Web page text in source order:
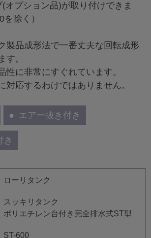
(オプション品)が取り付けできま
除く）
製品成形法で一番丈夫な回転成形
す。
性に非常にすぐれています。
応するわけではありません。
エアー抜き付き
き
ローリタンク
スッキリタンク
ポリエチレン台付き完全排水式ST型
ST-600